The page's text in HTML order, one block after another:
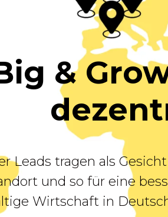
&
Leads tragen als
und so für eine
Wirtschaft in